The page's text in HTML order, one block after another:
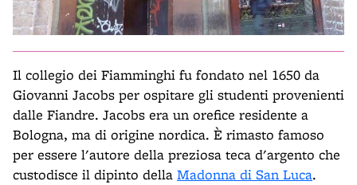
Il collegio dei Fiamminghi fu fondato nel 1650 da
Giovanni Jacobs per ospitare gli studenti provenienti
dalle Fiandre. Jacobs era un orefice residente a
Bologna, ma di origine nordica. È rimasto famoso
per essere l'autore della preziosa teca d'argento che
custodisce il dipinto della Madonna di San Luca.